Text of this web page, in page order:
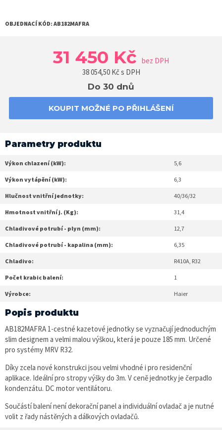
OBJEDNACÍ KÓD: AB182MAFRA
31 450 Kč bez DPH
38 054,50Kč s DPH
Do 30 dnů
KOUPIT MOŽNÉ PO PŘIHLÁŠENÍ
Parametry produktu
Výkon chlazení (kW): 5,6
Výkon vytápění (kW): 6,3
Hlučnost vnitřní jednotky: 40/36/32
Hmotnost vnitřní j. (Kg): 31,4
Chladivové potrubí - plyn (mm): 12,7
Chladivové potrubí - kapalina (mm): 6,35
Chladivo: R410A, R32
Počet krabic balení: 1
Výrobce: Haier
Popis produktu
AB182MAFRA 1-cestné kazetové jednotky se vyznačují jednoduchým
slim designem a velmi malou výškou, která je pouze 185 mm. Určené
pro systémy MRV R32.
Díky zcela nové konstrukci jsou velmi vhodné i pro residenční
aplikace. Ideální pro stropy výšky do 3m. V ceně jednotky je čerpadlo
kondenzátu. DC motor ventilátoru.
Součástí balení není dekorační panel a individuální ovladač a je nutné
volit z řady nástěných a dálkových ovladačů.